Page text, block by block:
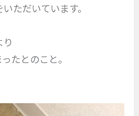
ただいています。
たとのこと。